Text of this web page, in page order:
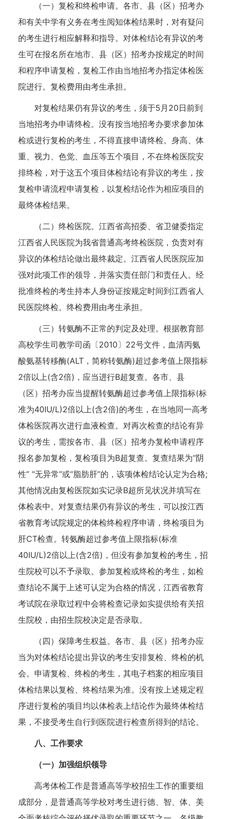
（一）复检和终检申请。各市、县（区）招考办
和有关中学有义务在考生阅知体检结果时，对有疑问
的考生进行相应解释和指导。对体检结论有异议的考
生可在报名所在地市、县（区）招考办按规定的时间
和程序申请复检，复检工作由当地招考办指定体检医
院进行。复检费用由考生承担。
对复检结果仍有异议的考生，须于5月20日前到
当地招考办申请终检。没有按当地招考办要求参加体
检或进行复检的考生，不得直接申请终检。身高、体
重、视力、色觉、血压等五个项目，不在终检医院安
排终检，对于这五个项目体检结论有异议的考生，按
复检申请流程申请复检，以复检结论作为相应项目的
最终体检结果。
（二）终检医院。江西省高招委、省卫健委指定
江西省人民医院为我省普通高考终检医院，负责对有
异议的体检结论做出最终裁定。江西省人民医院应加
强对此项工作的领导，并落实责任部门和责任人。经
批准终检的考生持本人身份证按规定时间到江西省人
民医院终检。终检费用由考生承担。
（三）转氨酶不正常的判定及处理。根据教育部
高校学生司教学司函〔2010〕22号文件，血清丙氨
酸氨基转移酶(ALT，简称转氨酶)超过参考值上限指标
2倍以上(含2倍)，应当进行B超复查。各市、县
（区）招考办应当提醒转氨酶超过参考值上限指标(标
准为40IU/L)2倍以上(含2倍)的考生，在当地同一高考
体检医院再次进行血液检查。对再次检查的结论有异
议的考生，需按各市、县（区）招考办复检申请程序
报名参加复检，复检项目为B超复查。复查结果为“阴
性” “无异常”或“脂肪肝”的，该项体检结论认定为合格;
其他情况由复检医院如实记录B超所见状况并填写在
体检表中。对复查结果仍有异议的考生，可以按江西
省教育考试院规定的体检终检程序申请，终检项目为
肝CT检查。转氨酶超过参考值上限指标(标准
40IU/L)2倍以上(含2倍)，但没有参加复检的考生，招
生院校可以不予录取。参加复检或终检的考生，如检
查结论不属于上述可认定为合格的情况，江西省教育
考试院在录取过程中会将检查记录如实提供给有关招
生院校，由招生院校决定是否录取。
（四）保障考生权益。各市、县（区）招考办应
当为对体检结论提出异议的考生安排复检、终检的机
会。申请复检、终检的考生，其电子档案的相应项目
体检结果以复检、终检结果为准。没有按上述规定程
序进行复检的项目均以体检表上结论作为最终体检结
果，不接受考生自行到医院进行检查所得到的结论。
八、工作要求
（一）加强组织领导
高考体检工作是普通高等学校招生工作的重要组
成部分，是普通高等学校对考生进行德、智、体、美